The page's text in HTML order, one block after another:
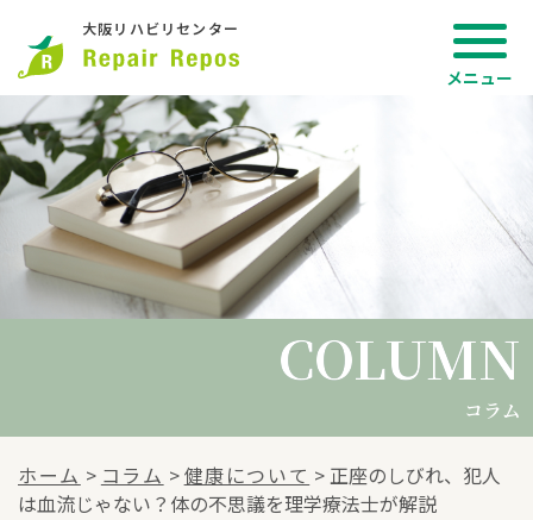
大阪リハビリセンター
COLUMN
COLUMN
コラム
ホーム > コラム >健康について > 正座のしびれ、犯人
は血流じゃない？体の不思議を理学療法士が解説